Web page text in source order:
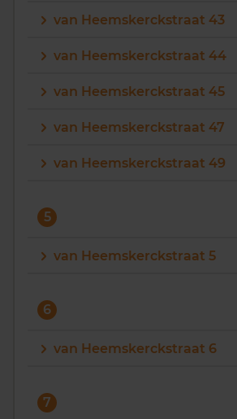
van Heemskerckstraat 43
van Heemskerckstraat 44
van Heemskerckstraat 45
van Heemskerckstraat 47
van Heemskerckstraat 49
5
van Heemskerckstraat 5
6
van Heemskerckstraat 6
7